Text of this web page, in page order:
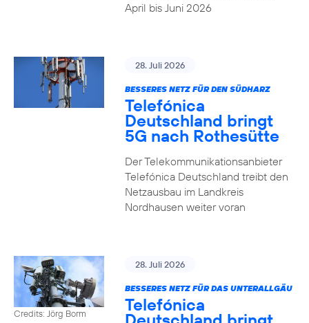
April bis Juni 2026
28. Juli 2026
BESSERES NETZ FÜR DEN SÜDHARZ
Telefónica
Deutschland bringt
5G nach Rothesütte
Der Telekommunikationsanbieter
Telefónica Deutschland treibt den
Netzausbau im Landkreis
Nordhausen weiter voran
Credits: Jörg Borm
28. Juli 2026
BESSERES NETZ FÜR DAS UNTERALLGÄU
Telefónica